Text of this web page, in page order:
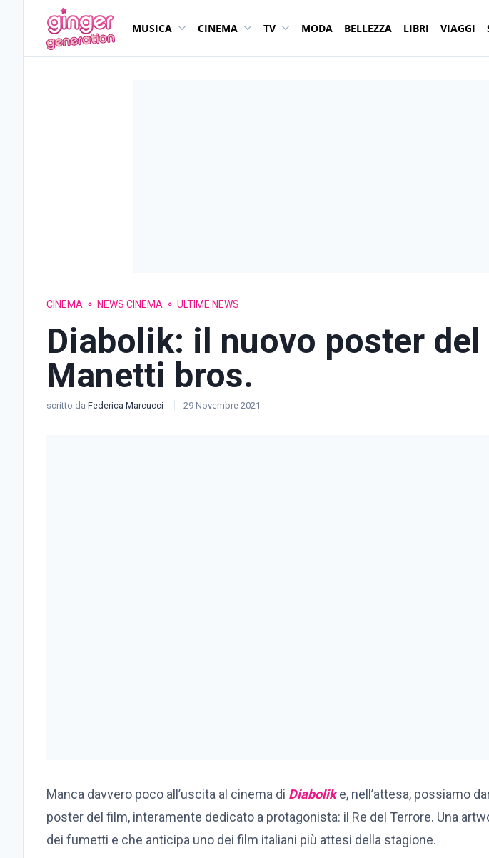
MUSICA CINEMA TV MODA BELLEZZA LIBRI VIAGGI
CINEMA NEWS CINEMA ULTIME NEWS
Diabolik: il nuovo poster
Manetti bros.
scritto da Federica Marcucci 29 Novembre 2021
Manca davvero poco all’uscita al cinema di Diabolike, nell’attesa, possiamo
poster del film, interamente dedicato a protagonista: il Re del Terrore. Una
dei fumetti e che anticipa uno dei film italiani più attesi della stagione.